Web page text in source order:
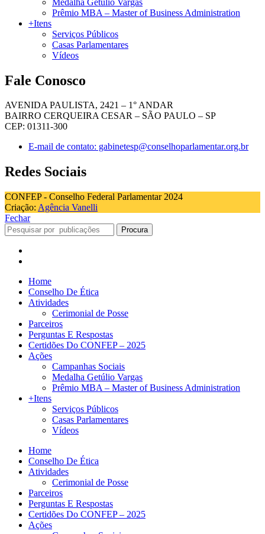
Prêmio MBA – Master of Business Administration
+Itens
Serviços Públicos
Casas Parlamentares
Vídeos
Fale Conosco
AVENIDA PAULISTA, 2421 – 1° ANDAR
BAIRRO CERQUEIRA CESAR – SÃO PAULO – SP
CEP: 01311-300
E-mail de contato: gabinetesp@conselhoparlamentar.org.br
Redes Sociais
CONFEP - Conselho Federal Parlamentar 2024
Criação: Agência Vanelli
Fechar
Procura
Home
Conselho De Ética
Atividades
Cerimonial de Posse
Parceiros
Perguntas E Respostas
Certidões Do CONFEP – 2025
Ações
Campanhas Sociais
Medalha Getúlio Vargas
Prêmio MBA – Master of Business Administration
+Itens
Serviços Públicos
Casas Parlamentares
Vídeos
Home
Conselho De Ética
Atividades
Cerimonial de Posse
Parceiros
Perguntas E Respostas
Certidões Do CONFEP – 2025
Ações